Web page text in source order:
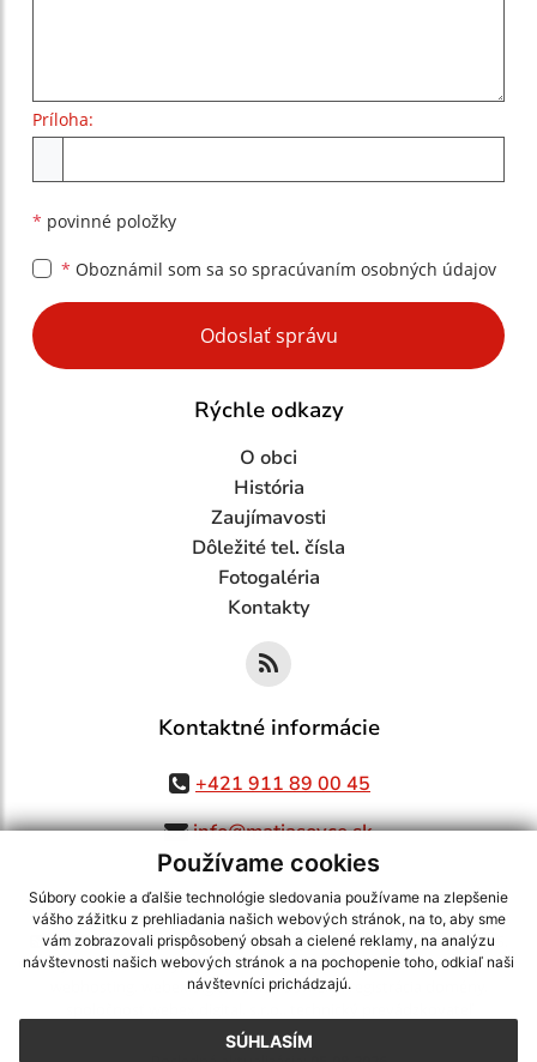
Používame cookies
Súbory cookie a ďalšie technológie sledovania používame na zlepšenie
vášho zážitku z prehliadania našich webových stránok, na to, aby sme
vám zobrazovali prispôsobený obsah a cielené reklamy, na analýzu
návštevnosti našich webových stránok a na pochopenie toho, odkiaľ naši
návštevníci prichádzajú.
SÚHLASÍM
Príloha:
* povinné položky
* Oboznámil som sa so spracúvaním osobných údajov
Google reCaptcha Response
Odoslať správu
Rýchle odkazy
O obci
História
Zaujímavosti
Dôležité tel. čísla
Fotogaléria
Kontakty
Kontaktné informácie
+421 911 89 00 45
info@matiasovce.sk
využite možnosť získavania aktuálnych informácií s využitím RSS
CMS systém (redakčný) systém ECHELON 2,Mapa stránok,web portál
webex.digital, s.r.o.,domény,registrácia domény